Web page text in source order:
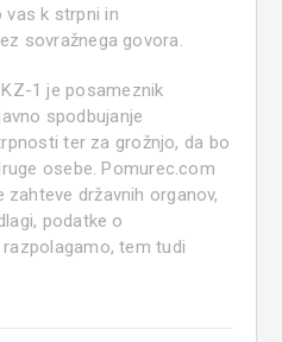
vas k strpni in
sovražnega govora.
1 je posameznik
spodbujanje
ter za grožnjo, da bo
osebe. Pomurec.com
državnih organov,
podatke o
tem tudi